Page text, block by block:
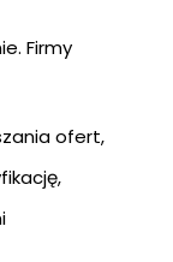
Firmy
ofert,